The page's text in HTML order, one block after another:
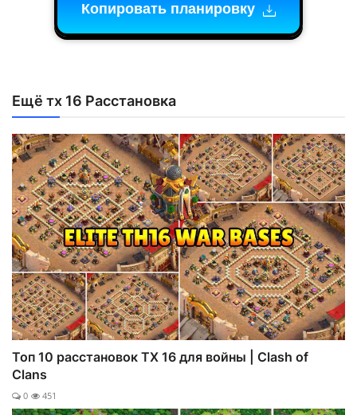
Копировать планировку
Ещё тх 16 Расстановка
Топ 10 расстановок ТХ 16 для войны | Clash of
Clans
0 451